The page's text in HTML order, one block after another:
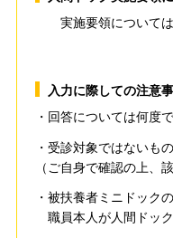
実施要領については
入力に際しての注意
・回答については何度
・受診対象ではないも
（ご自身で確認の上、
・被扶養者ミニドック
職員本人が人間ドッ